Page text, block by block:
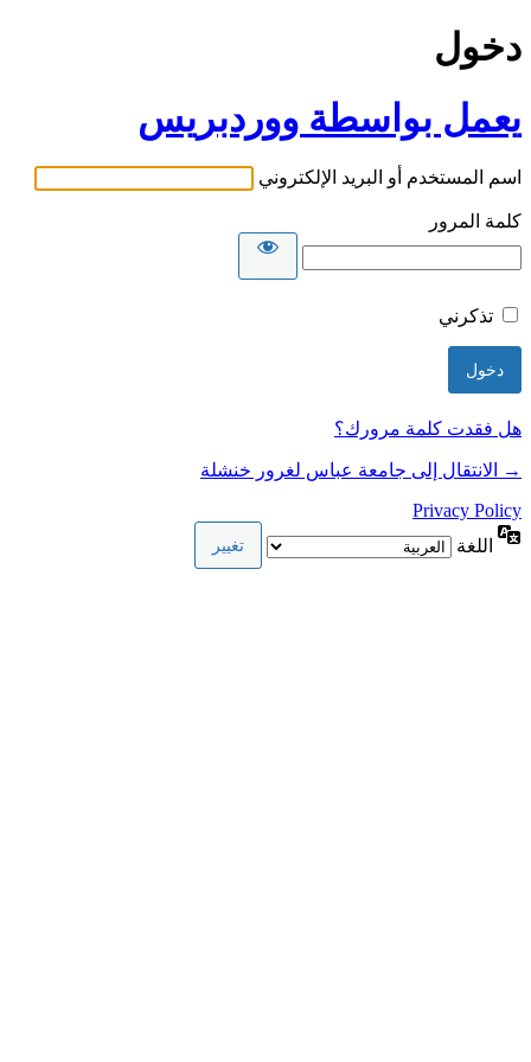
دخول
يعمل بواسطة ووردبريس
اسم المستخدم أو البريد الإلكتروني
كلمة المرور
تذكرني
هل فقدت كلمة مرورك؟
→ الانتقال إلى جامعة عباس لغرور خنشلة
Privacy Policy
اللغة